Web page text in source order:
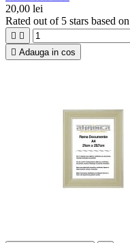
20,00 lei
Rated out of 5 stars based on
 
 Adauga in cos